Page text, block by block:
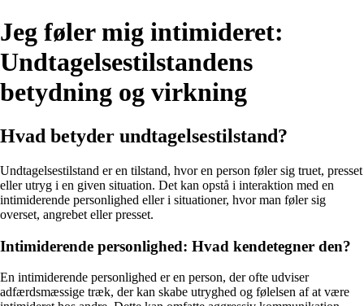
Jeg føler mig intimideret:
Undtagelsestilstandens
betydning og virkning
Hvad betyder undtagelsestilstand?
Undtagelsestilstand er en tilstand, hvor en person føler sig truet, presset
eller utryg i en given situation. Det kan opstå i interaktion med en
intimiderende personlighed eller i situationer, hvor man føler sig
overset, angrebet eller presset.
Intimiderende personlighed: Hvad kendetegner den?
En intimiderende personlighed er en person, der ofte udviser
adfærdsmæssige træk, der kan skabe utryghed og følelsen af at være